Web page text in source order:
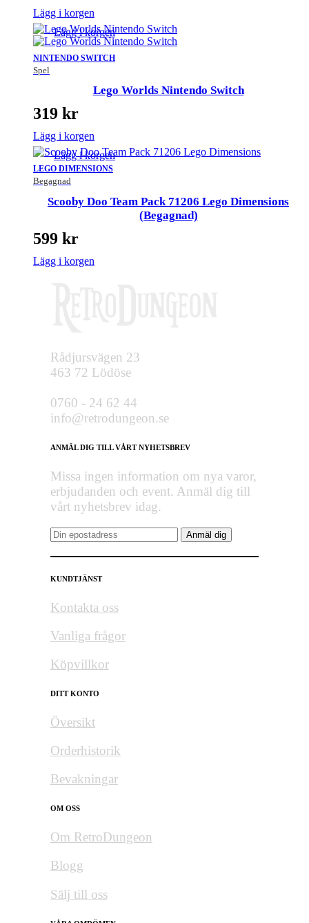
Lägg i korgen
NINTENDO SWITCH
Spel
Lägg i korgen
Lego Worlds Nintendo Switch
319 kr
Lägg i korgen
LEGO DIMENSIONS
Begagnad
Lägg i korgen
Scooby Doo Team Pack 71206 Lego Dimensions
(Begagnad)
599 kr
Lägg i korgen
Rådjursvägen 23
463 72 Lödöse
0760 - 24 62 44
info@retrodungeon.se
ANMÄL DIG TILL VÅRT NYHETSBREV
Missa ingen information om nya varor,
erbjudanden och event. Anmäl dig till
vårt nyhetsbrev idag.
KUNDTJÄNST
Kontakta oss
Vanliga frågor
Köpvillkor
DITT KONTO
Översikt
Orderhistorik
Bevakningar
OM OSS
Om RetroDungeon
Blogg
Sälj till oss